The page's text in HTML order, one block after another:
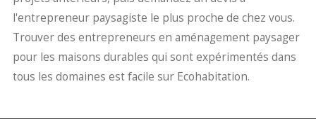
l'entrepreneur paysagiste le plus proche de chez vous.
Trouver des entrepreneurs en aménagement paysager
pour les maisons durables qui sont expérimentés dans
tous les domaines est facile sur Ecohabitation.